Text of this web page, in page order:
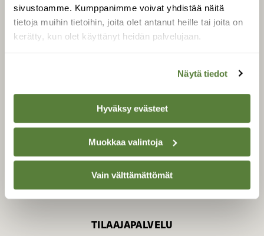
sivustoamme. Kumppanimme voivat yhdistää näitä
tietoja muihin tietoihin, joita olet antanut heille tai joita on
kerätty, kun olet käyttänyt heidän palvelujaan.
Näytä tiedot
Hyväksy evästeet
Muokkaa valintoja
Vain välttämättömät
SUOMEN LUONNON­
SUOJELU­LIITTO
Suomen Luonto -lehden
luonnonsuojelu­liitto.
TILAAJAPALVELU